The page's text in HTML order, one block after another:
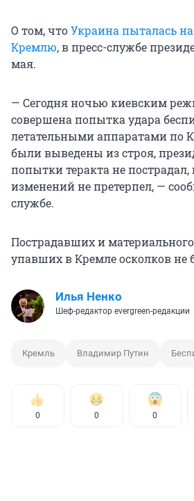
О том, чтоУкраина пыталась
Кремлю, в пресс-службе
мая.
— Сегодня ночью киевским
совершена попытка удара
летательными аппаратами по
были выведены из строя,
попытки теракта не пострадал,
изменений не претерпел, —
службе.
Пострадавших и
упавших в Кремле осколков не
Илья Ненко
Шеф-редактор evergreen-редакции
Кремль Владимир Путин
0 0 0